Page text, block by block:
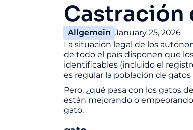
Castración
Allgemein January 25, 2026
La situación legal de los
de todo el país disponen que
identificables (incluido el
es regular la población de
Pero, ¿qué pasa con los gatos
están mejorando o
gato.